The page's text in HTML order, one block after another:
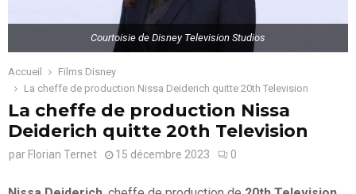
Courtoisie de Disney Television Studios
Accueil
Films Disney
La cheffe de production Nissa Deiderich quitte 20th Television
La cheffe de production Nissa
Deiderich quitte 20th Television
par Florian Ternet 15 décembre 2023 0